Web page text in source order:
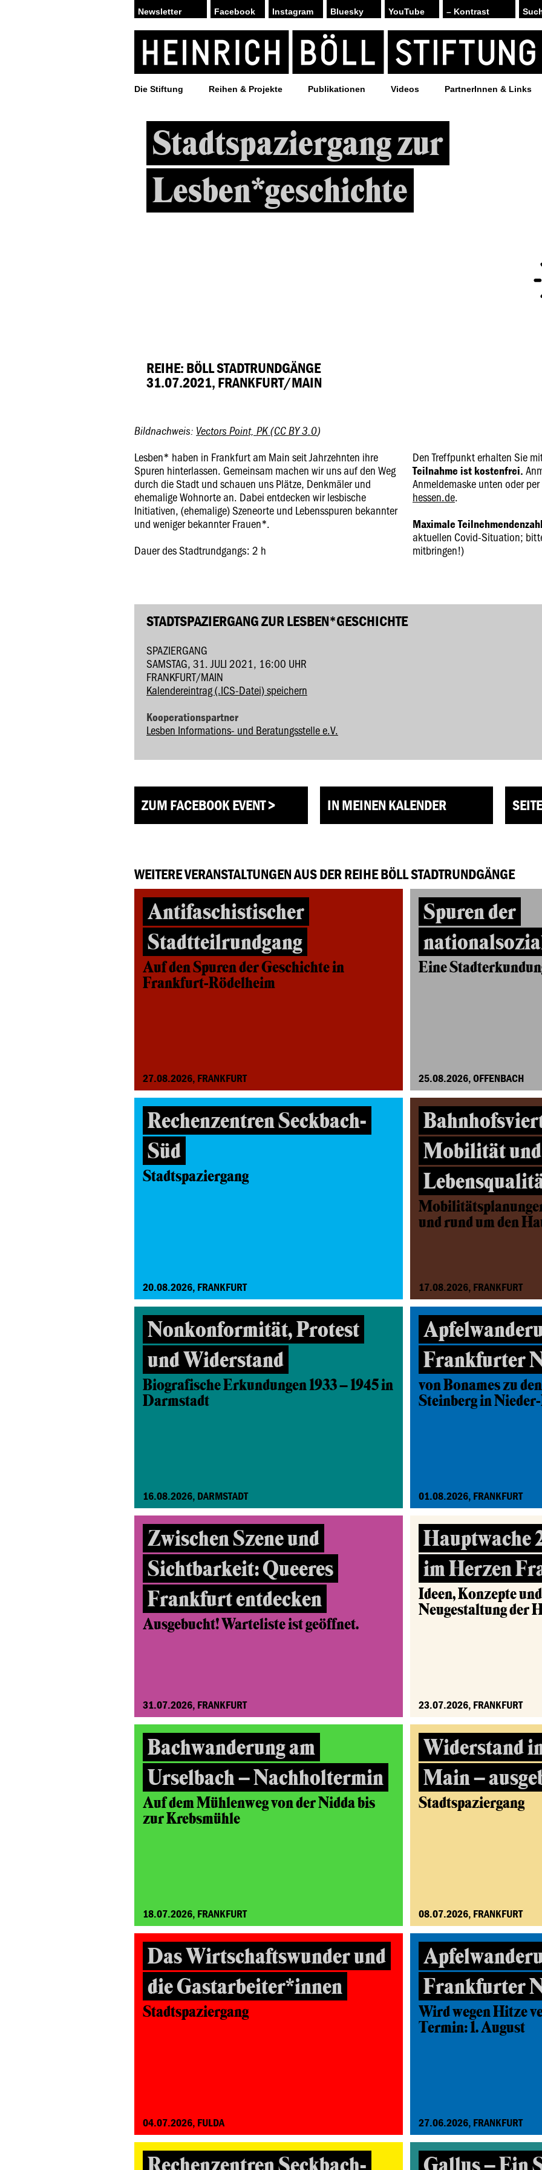
Facebook Instagram Bluesky YouTube – Kontrast
Die Stiftung Reihen & Projekte Publikationen Videos PartnerInnen & Links
Stadtspaziergang zur
Lesben*geschichte
REIHE: BÖLL STADTRUNDGÄNGE
31.07.2021, FRANKFURT/MAIN
Bildnachweis: Vectors Point, PK(CC BY 3.0)
Lesben* haben in Frankfurt am Main seit Jahrzehnten ihre
Spuren hinterlassen. Gemeinsam machen wir uns auf den Weg
durch die Stadt und schauen uns Plätze, Denkmäler und
ehemalige Wohnorte an. Dabei entdecken wir lesbische
Initiativen, (ehemalige) Szeneorte und Lebensspuren bekannter
und weniger bekannter Frauen*.
Dauer des Stadtrundgangs: 2 h
Den Treffpunkt erhalten Sie
Teilnahme ist kostenfrei.
Anmeldemaske unten oder
hessen.de.
Maximale
aktuellen Covid-Situation;
mitbringen!)
STADTSPAZIERGANG ZUR LESBEN*GESCHICHTE
SPAZIERGANG
SAMSTAG, 31. JULI 2021, 16:00 UHR
FRANKFURT/MAIN
Kalendereintrag (.ICS-Datei) speichern
Kooperationspartner
Lesben Informations- und Beratungsstelle e.V.
ZUM FACEBOOK EVENT > IN MEINEN KALENDER
WEITERE VERANSTALTUNGEN AUS DER REIHE BÖLL STADTRUNDGÄNGE
Antifaschistischer
Stadtteilrundgang
Auf den Spuren der Geschichte in
Frankfurt-Rödelheim
27.08.2026, FRANKFURT
Spuren der
Eine
25.08.2026, OFFENBACH
Rechenzentren Seckbach-
Süd
Stadtspaziergang
20.08.2026, FRANKFURT
Mobilität und
und rund um den
17.08.2026, FRANKFURT
Nonkonformität, Protest
und Widerstand
Biografische Erkundungen 1933 – 1945 in
Darmstadt
16.08.2026, DARMSTADT
Frankfurter
von Bonames zu
Steinberg in
01.08.2026, FRANKFURT
Zwischen Szene und
Sichtbarkeit: Queeres
Frankfurt entdecken
Ausgebucht! Warteliste ist geöffnet.
31.07.2026, FRANKFURT
Hauptwache
im Herzen
Ideen, Konzepte
Neugestaltung der
23.07.2026, FRANKFURT
Bachwanderung am
Urselbach – Nachholtermin
Auf dem Mühlenweg von der Nidda bis
zur Krebsmühle
18.07.2026, FRANKFURT
Widerstand
Main –
Stadtspaziergang
08.07.2026, FRANKFURT
Das Wirtschaftswunder und
die Gastarbeiter*innen
Stadtspaziergang
04.07.2026, FULDA
Frankfurter
Wird wegen Hitze
Termin: 1. August
27.06.2026, FRANKFURT